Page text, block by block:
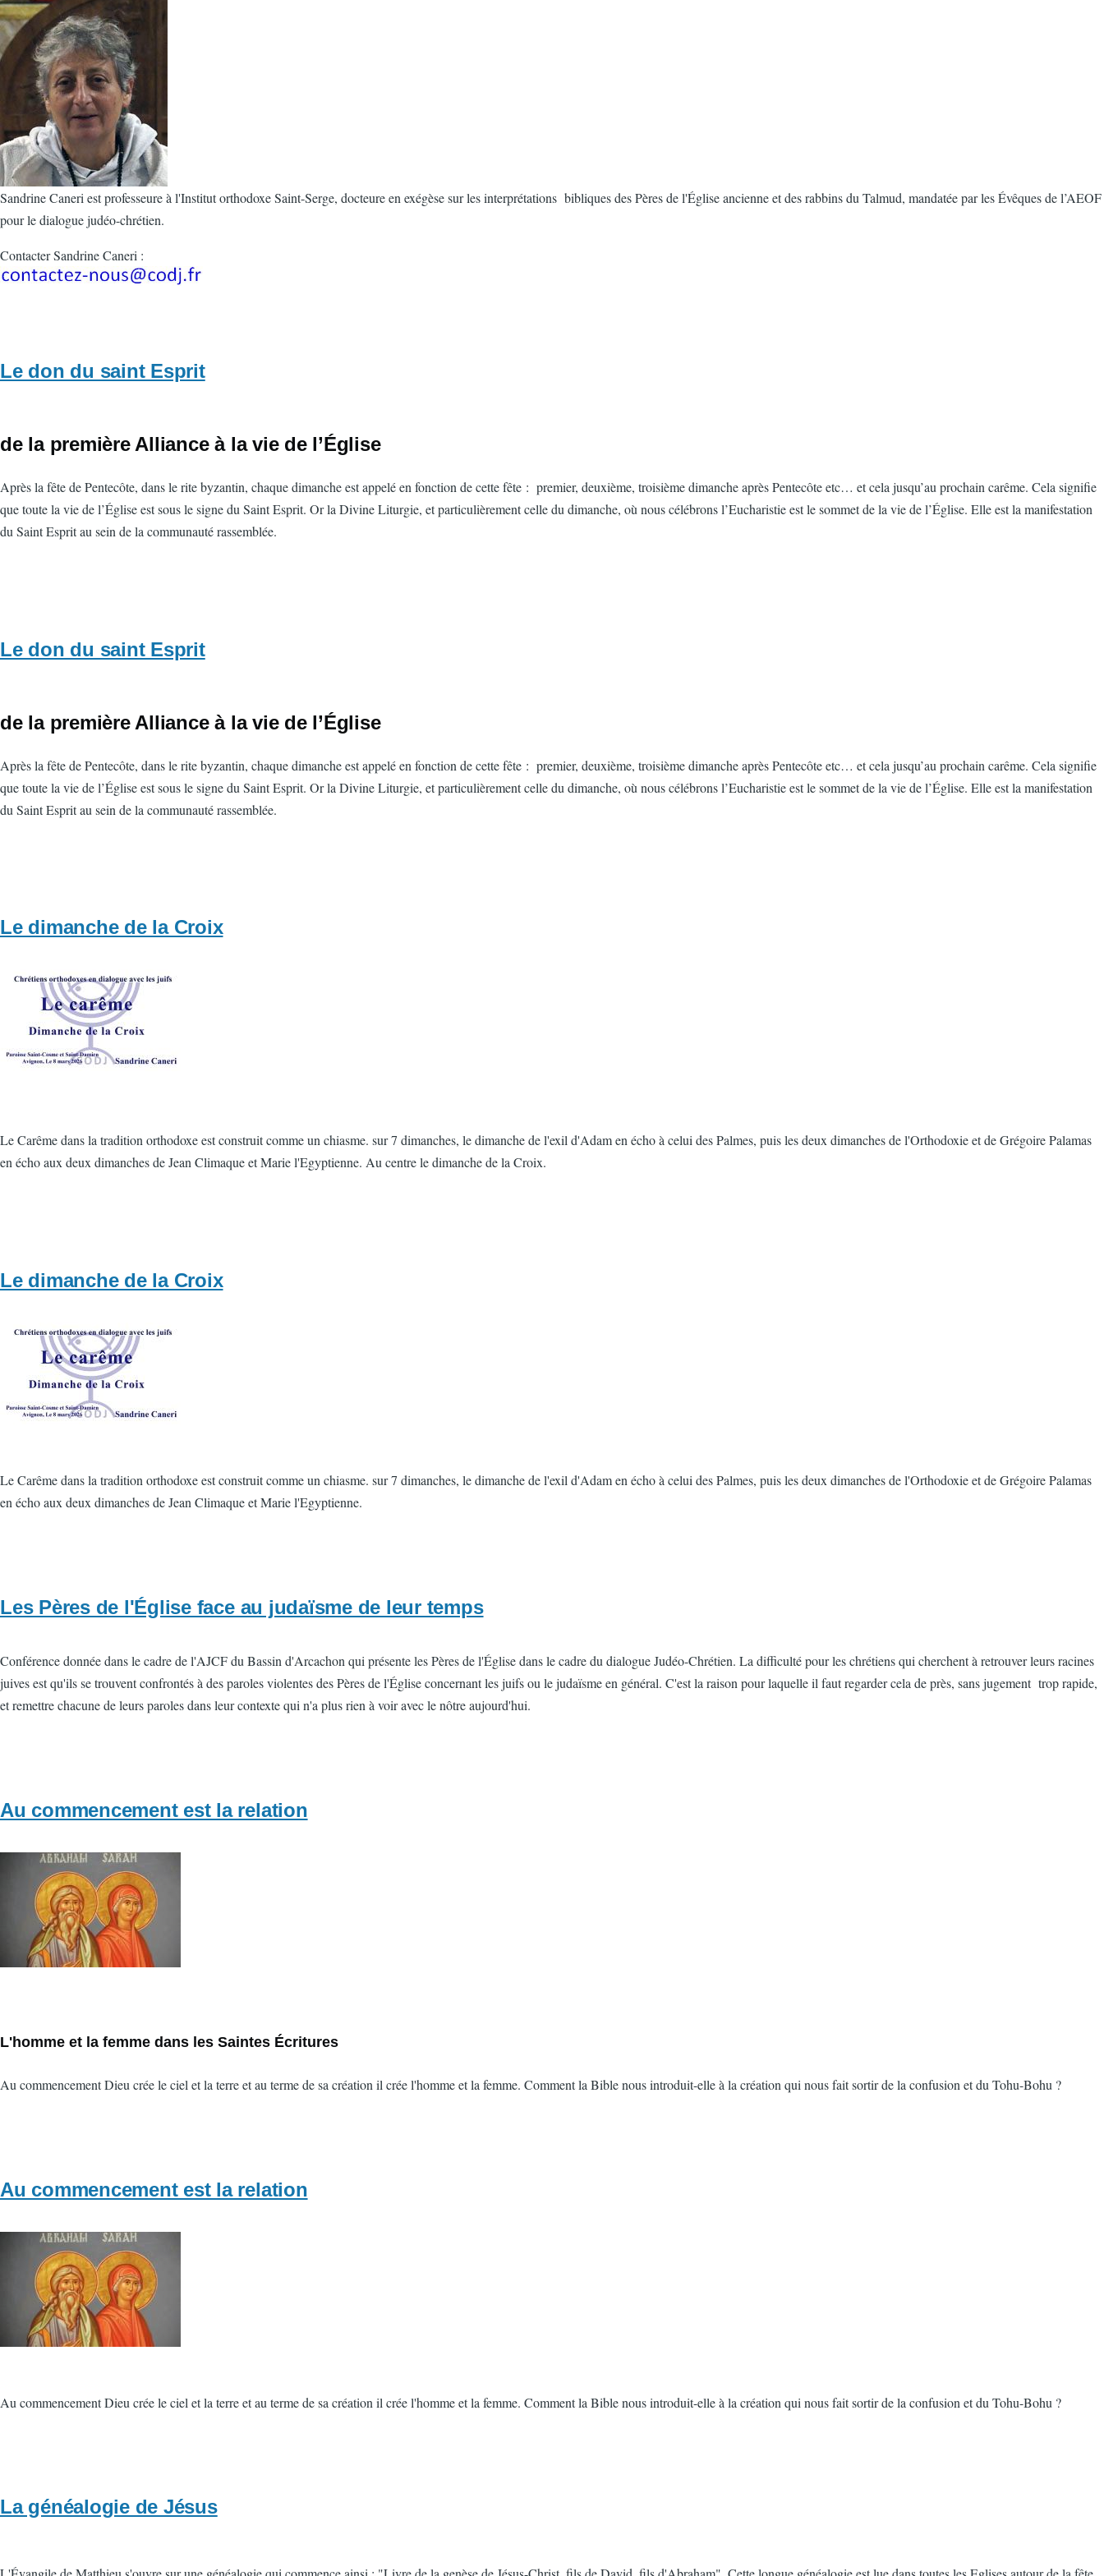
Sandrine Caneri est professeure à l'Institut orthodoxe Saint-Serge, docteure en exégèse sur les interprétations bibliques des Pères de l'Église ancienne et des rabbins du Talmud, mandatée par les Évêques de l’AEOF
pour le dialogue judéo-chrétien.
Contacter Sandrine Caneri :
Le don du saint Esprit
de la première Alliance à la vie de l’Église
Après la fête de Pentecôte, dans le rite byzantin, chaque dimanche est appelé en fonction de cette fête : premier, deuxième, troisième dimanche après Pentecôte etc… et cela jusqu’au prochain carême. Cela signifie
que toute la vie de l’Église est sous le signe du Saint Esprit. Or la Divine Liturgie, et particulièrement celle du dimanche, où nous célébrons l’Eucharistie est le sommet de la vie de l’Église. Elle est la manifestation
du Saint Esprit au sein de la communauté rassemblée.
Le don du saint Esprit
de la première Alliance à la vie de l’Église
Après la fête de Pentecôte, dans le rite byzantin, chaque dimanche est appelé en fonction de cette fête : premier, deuxième, troisième dimanche après Pentecôte etc… et cela jusqu’au prochain carême. Cela signifie
que toute la vie de l’Église est sous le signe du Saint Esprit. Or la Divine Liturgie, et particulièrement celle du dimanche, où nous célébrons l’Eucharistie est le sommet de la vie de l’Église. Elle est la manifestation
du Saint Esprit au sein de la communauté rassemblée.
Le dimanche de la Croix
Vignette
Le Carême dans la tradition orthodoxe est construit comme un chiasme. sur 7 dimanches, le dimanche de l'exil d'Adam en écho à celui des Palmes, puis les deux dimanches de l'Orthodoxie et de Grégoire Palamas
en écho aux deux dimanches de Jean Climaque et Marie l'Egyptienne. Au centre le dimanche de la Croix.
Le dimanche de la Croix
Vignette
Le Carême dans la tradition orthodoxe est construit comme un chiasme. sur 7 dimanches, le dimanche de l'exil d'Adam en écho à celui des Palmes, puis les deux dimanches de l'Orthodoxie et de Grégoire Palamas
en écho aux deux dimanches de Jean Climaque et Marie l'Egyptienne.
Les Pères de l'Église face au judaïsme de leur temps
Conférence donnée dans le cadre de l'AJCF du Bassin d'Arcachon qui présente les Pères de l'Église dans le cadre du dialogue Judéo-Chrétien. La difficulté pour les chrétiens qui cherchent à retrouver leurs racines
juives est qu'ils se trouvent confrontés à des paroles violentes des Pères de l'Église concernant les juifs ou le judaïsme en général. C'est la raison pour laquelle il faut regarder cela de près, sans jugement trop rapide,
et remettre chacune de leurs paroles dans leur contexte qui n'a plus rien à voir avec le nôtre aujourd'hui.
Au commencement est la relation
Vignette
L'homme et la femme dans les Saintes Écritures
Au commencement Dieu crée le ciel et la terre et au terme de sa création il crée l'homme et la femme. Comment la Bible nous introduit-elle à la création qui nous fait sortir de la confusion et du Tohu-Bohu ?
Au commencement est la relation
Vignette
Au commencement Dieu crée le ciel et la terre et au terme de sa création il crée l'homme et la femme. Comment la Bible nous introduit-elle à la création qui nous fait sortir de la confusion et du Tohu-Bohu ?
La généalogie de Jésus